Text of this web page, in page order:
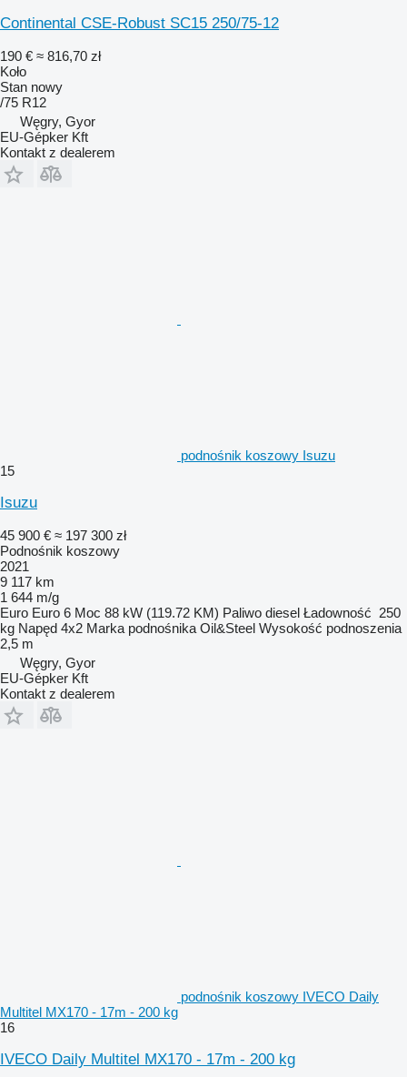
Continental CSE-Robust SC15 250/75-12
190 € ≈ 816,70 zł
Koło
Stan nowy
/75 R12
Węgry, Gyor
EU-Gépker Kft
Kontakt z dealerem
podnośnik koszowy Isuzu
15
Isuzu
45 900 € ≈ 197 300 zł
Podnośnik koszowy
2021
9 117 km
1 644 m/g
Euro Euro 6 Moc 88 kW (119.72 KM) Paliwo diesel Ładowność 250
kg Napęd 4x2 Marka podnośnika Oil&Steel Wysokość podnoszenia
2,5 m
Węgry, Gyor
EU-Gépker Kft
Kontakt z dealerem
podnośnik koszowy IVECO Daily
Multitel MX170 - 17m - 200 kg
16
IVECO Daily Multitel MX170 - 17m - 200 kg